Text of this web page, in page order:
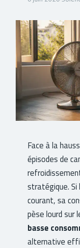
Face à la
épisodes de
stratégique.
courant, sa
pèse lourd sur
basse
alternative